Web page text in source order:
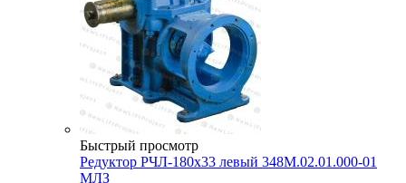
Быстрый просмотр
Редуктор РЧЛ-180х33 левый 348М.02.01.000-01
МЛЗ